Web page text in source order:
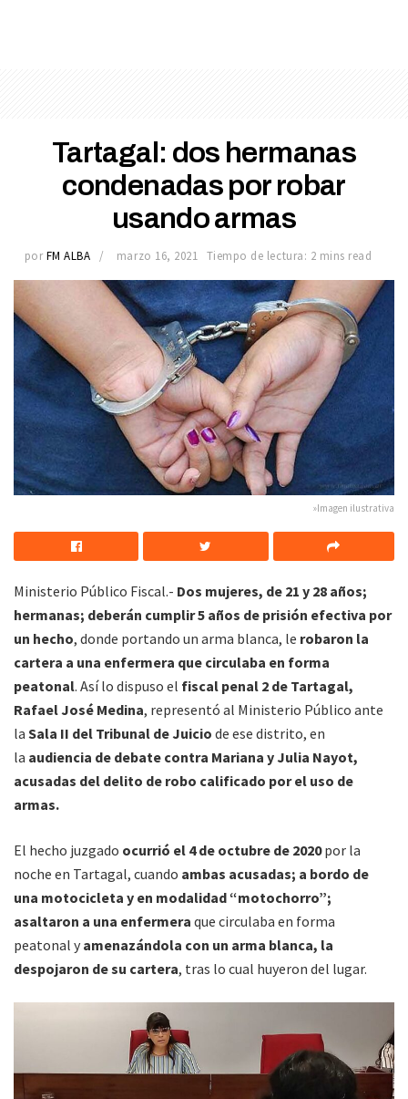
Tartagal: dos hermanas
condenadas por robar
usando armas
por FM ALBA marzo 16, 2021 Tiempo de lectura: 2 mins read
»Imagen ilustrativa
Ministerio Público Fiscal.- Dos mujeres, de 21 y 28 años;
hermanas; deberán cumplir 5 años de prisión efectiva por
un hecho, donde portando un arma blanca, le robaron la
cartera a una enfermera que circulaba en forma
peatonal. Así lo dispuso el fiscal penal 2 de Tartagal,
Rafael José Medina, representó al Ministerio Público ante
la Sala II del Tribunal de Juicio de ese distrito, en
la audiencia de debate contra Mariana y Julia Nayot,
acusadas del delito de robo calificado por el uso de
armas.
El hecho juzgado ocurrió el 4 de octubre de 2020por la
noche en Tartagal, cuando ambas acusadas; a bordo de
una motocicleta y en modalidad “motochorro”;
asaltaron a una enfermera que circulaba en forma
peatonal y amenazándola con un arma blanca, la
despojaron de su cartera, tras lo cual huyeron del lugar.